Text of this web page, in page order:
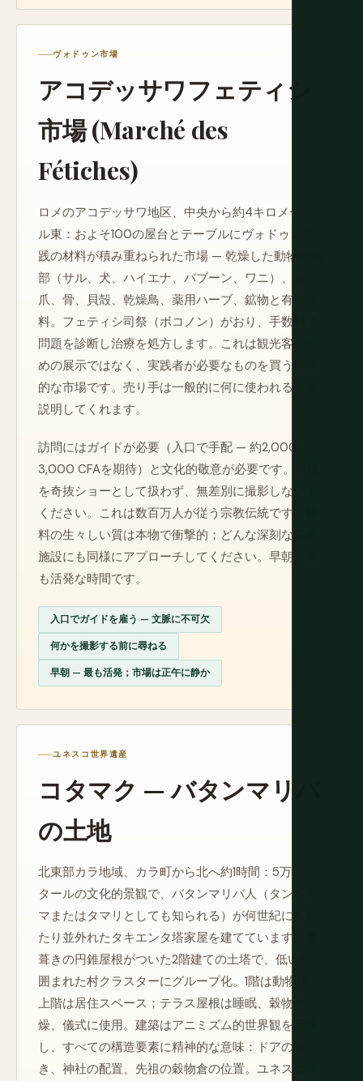
ヴォドゥン市場
アコデッサワフェティシ
市場 (Marché des
Fétiches)
ロメのアコデッサワ地区、中央から約4キロメート
ル東：およそ100の屋台とテーブルにヴォドゥン実
践の材料が積み重ねられた市場 — 乾燥した動物の頭
部（サル、犬、ハイエナ、バブーン、ワニ）、皮、
爪、骨、貝殻、乾燥鳥、薬用ハーブ、鉱物と有機材
料。フェティシ司祭（ボコノン）がおり、手数料で
問題を診断し治療を処方します。これは観光客のた
めの展示ではなく、実践者が必要なものを買う機能
的な市場です。売り手は一般的に何に使われるかを
説明してくれます。
訪問にはガイドが必要（入口で手配 — 約2,000–
3,000 CFAを期待）と文化的敬意が必要です。市場
を奇抜ショーとして扱わず、無差別に撮影しないで
ください。これは数百万人が従う宗教伝統です。材
料の生々しい質は本物で衝撃的；どんな深刻な宗教
施設にも同様にアプローチしてください。早朝が最
も活発な時間です。
入口でガイドを雇う — 文脈に不可欠
何かを撮影する前に尋ねる
早朝 — 最も活発；市場は正午に静か
ユネスコ世界遺産
コタマク — バタンマリバ
の土地
北東部カラ地域、カラ町から北へ約1時間：5万ヘク
タールの文化的景観で、バタンマリバ人（タンベル
マまたはタマリとしても知られる）が何世紀にもわ
たり並外れたタキエンタ塔家屋を建てています。藁
葺きの円錐屋根がついた2階建ての土塔で、低い壁に
囲まれた村クラスターにグループ化。1階は動物用；
上階は居住スペース；テラス屋根は睡眠、穀物乾
燥、儀式に使用。建築はアニミズム的世界観を反映
し、すべての構造要素に精神的な意味：ドアの向
き、神社の配置、先祖の穀物倉の位置。ユネスコは